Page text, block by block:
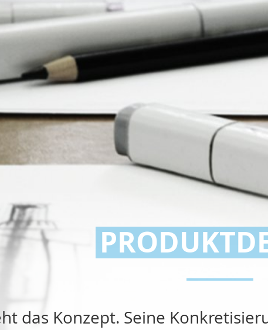
das Konzept. Seine